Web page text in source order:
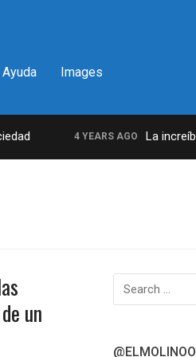
Ayuda Images
4 YEARS AGO La increíble
un
Search
for: